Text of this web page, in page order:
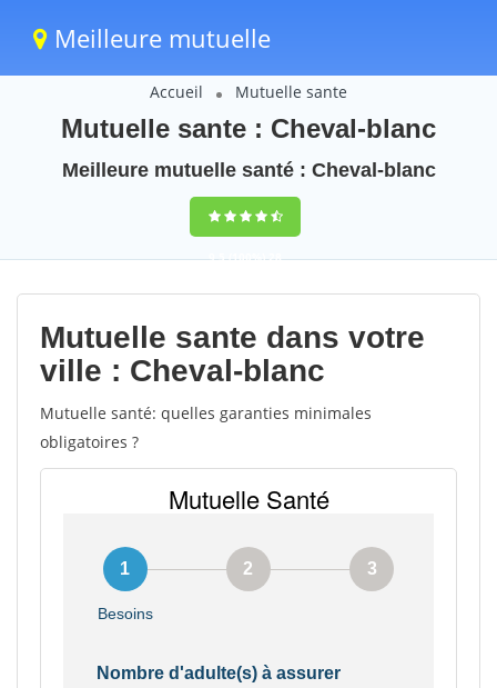
Meilleure mutuelle
Accueil Mutuelle sante
Mutuelle sante : Cheval-blanc
Meilleure mutuelle santé : Cheval-blanc
9,5(100%)28
votes
Mutuelle sante dans votre
ville : Cheval-blanc
Mutuelle santé: quelles garanties minimales
obligatoires ?